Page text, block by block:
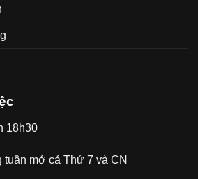
18h30
tuần mở cả Thứ 7 và CN